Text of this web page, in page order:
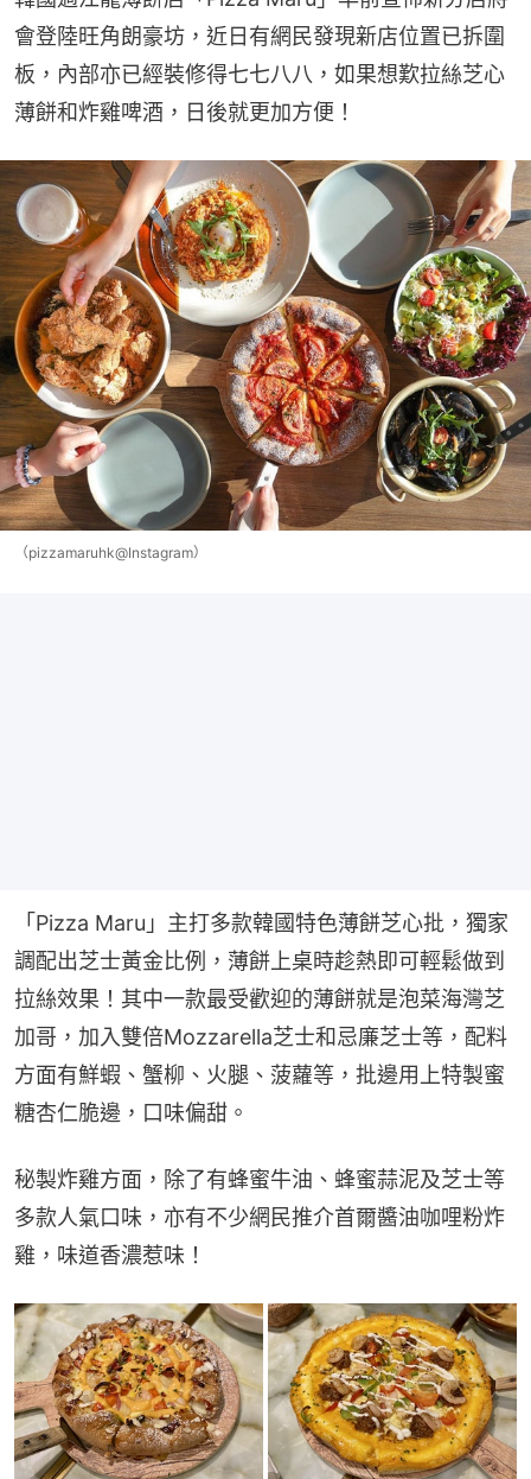
會登陸旺角朗豪坊，近日有網民發現新店位置已拆圍
板，內部亦已經裝修得七七八八，如果想歎拉絲芝心
薄餅和炸雞啤酒，日後就更加方便！
（pizzamaruhk@Instagram）
「Pizza Maru」主打多款韓國特色薄餅芝心批，獨家
調配出芝士黃金比例，薄餅上桌時趁熱即可輕鬆做到
拉絲效果！其中一款最受歡迎的薄餅就是泡菜海灣芝
加哥，加入雙倍Mozzarella芝士和忌廉芝士等，配料
方面有鮮蝦、蟹柳、火腿、菠蘿等，批邊用上特製蜜
糖杏仁脆邊，口味偏甜。
秘製炸雞方面，除了有蜂蜜牛油、蜂蜜蒜泥及芝士等
多款人氣口味，亦有不少網民推介首爾醬油咖哩粉炸
雞，味道香濃惹味！